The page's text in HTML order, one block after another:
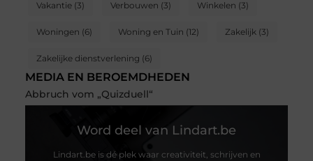
Vakantie(3) Verbouwen (3) Winkelen (3)
Woningen (6) Woning en Tuin (12) Zakelijk(3)
Zakelijke dienstverlening (6)
MEDIA EN BEROEMDHEDEN
Abbruch vom „Quizduell“
Word deel van Lindart.be
Lindart.be is dé plek waar creativiteit, schrijven en